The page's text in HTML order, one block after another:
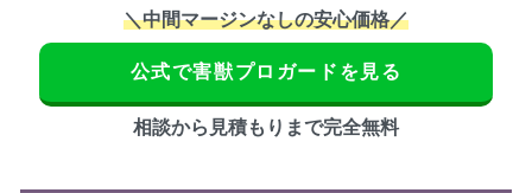
＼中間マージンなしの安心価格／
公式で害獣プロガードを見る
相談から見積もりまで完全無料